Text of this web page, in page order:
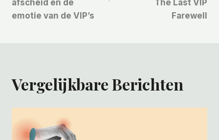
afscheid en de
emotie van de VIP’s
The Last VIP
Farewell
Vergelijkbare Berichten